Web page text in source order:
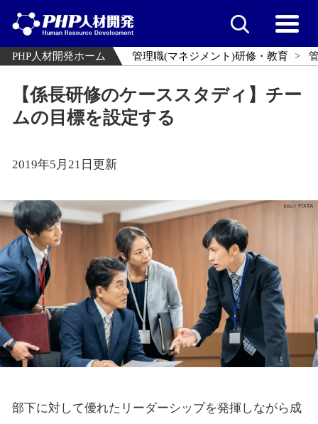
PHP人材開発ホーム 管理職(マネジメント)研修・教育
【係長研修のケーススタディ】チー
ムの目標を設定する
2019年5月21日更新
部下に対して優れたリーダーシップを発揮しながら成